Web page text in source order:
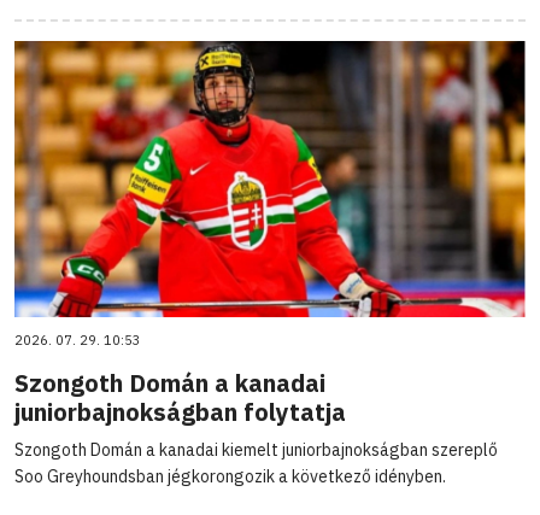
2026. 07. 29. 10:53
Szongoth Domán a kanadai
juniorbajnokságban folytatja
Szongoth Domán a kanadai kiemelt juniorbajnokságban szereplő
Soo Greyhoundsban jégkorongozik a következő idényben.